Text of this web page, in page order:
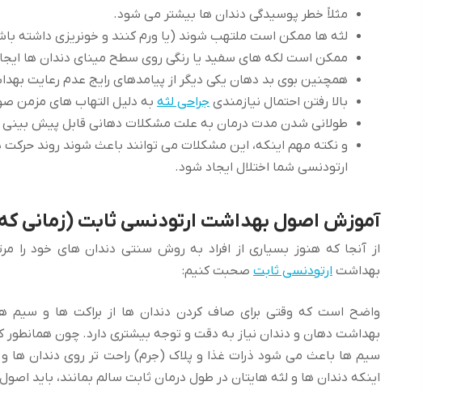
مثلاً خطر پوسیدگی دندان ها بیشتر می شود.
لثه ها ممکن است ملتهب شوند (یا ورم کنند و خونریزی داشته
ممکن است لکه های سفید یا رنگی روی سطح مینای دندان ها
همچنین بوی بد دهان یکی دیگر از پیامدهای رایج عدم رعایت
بالا رفتن احتمال نیازمندی جراحی لثه به دلیل التهاب های مزمن
طولانی شدن مدت درمان به علت مشکلات دهانی قابل پیش
و نکته مهم اینکه، این مشکلات می توانند باعث شوند روند
ارتودنسی شما اختلال ایجاد شود.
آموزش اصول بهداشت ارتودنسی ثابت (زمانی که
از آنجا که هنوز بسیاری از افراد به روش سنتی دندان های خود را
بهداشت ارتودنسی ثابت صحبت کنیم:
واضح است که وقتی برای صاف کردن دندان ها از براکت ها و سیم
بهداشت دهان و دندان نیاز به دقت و توجه بیشتری دارد. چون همانطور
سیم ها باعث می شود ذرات غذا و پلاک (جرم) راحت تر روی دندان ها و
اینکه دندان ها و لثه هایتان در طول درمان ثابت سالم بمانند، باید اصول